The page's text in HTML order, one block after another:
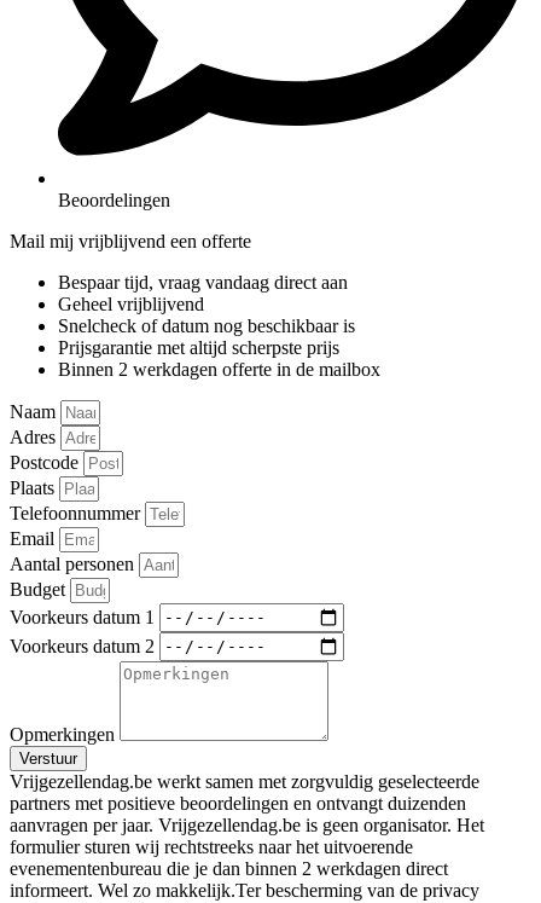
Beoordelingen
Mail mij vrijblijvend een offerte
Bespaar tijd, vraag vandaag direct aan
Geheel vrijblijvend
Snelcheck of datum nog beschikbaar is
Prijsgarantie met altijd scherpste prijs
Binnen 2 werkdagen offerte in de mailbox
Naam
Adres
Postcode
Plaats
Telefoonnummer
Email
Aantal personen
Budget
Voorkeurs datum 1
Voorkeurs datum 2
Opmerkingen
Verstuur
Vrijgezellendag.be werkt samen met zorgvuldig geselecteerde
partners met positieve beoordelingen en ontvangt duizenden
aanvragen per jaar. Vrijgezellendag.be is geen organisator. Het
formulier sturen wij rechtstreeks naar het uitvoerende
evenementenbureau die je dan binnen 2 werkdagen direct
informeert. Wel zo makkelijk.Ter bescherming van de privacy